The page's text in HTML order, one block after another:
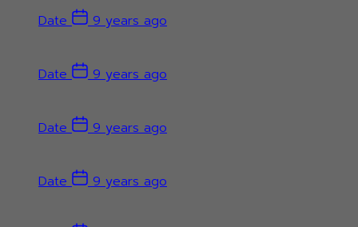
Date 9 years ago
Date 9 years ago
Date 9 years ago
Date 9 years ago